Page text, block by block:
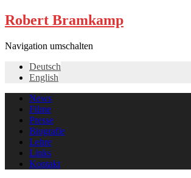
Robert Bramkamp
Navigation umschalten
Deutsch
English
News
Filme
Presse
Biografie
Lehre
Links
Kontakt